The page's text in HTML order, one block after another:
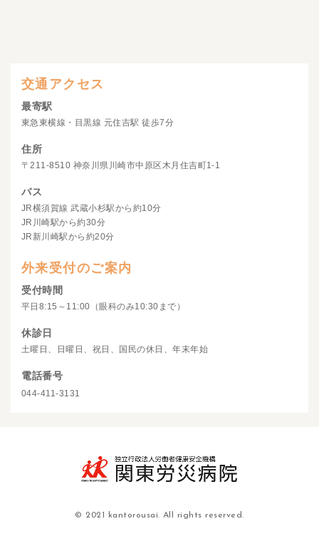
交通アクセス
最寄駅
東急東横線・目黒線 元住吉駅 徒歩7分
住所
〒211-8510 神奈川県川崎市中原区木月住吉町1-1
バス
JR横須賀線 武蔵小杉駅から約10分
JR川崎駅から約30分
JR新川崎駅から約20分
外来受付のご案内
受付時間
平日8:15～11:00（眼科のみ10:30まで）
休診日
土曜日、日曜日、祝日、国民の休日、年末年始
電話番号
044-411-3131
© 2021 kantorousai. All rights reserved.